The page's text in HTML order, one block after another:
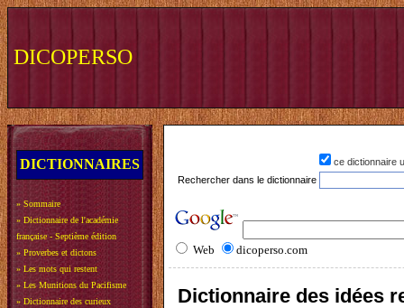
DICOPERSO
DICTIONNAIRES
» Sommaire
» Dictionnaire de l'académie
française - Septième édition
» Proverbes et dictons
» Les mots qui restent
» Les Munitions du Pacifisme
» Dictionnaire des curieux
ce dictionnaire
Rechercher dans le dictionnaire
Web dicoperso.com
Dictionnaire des idées